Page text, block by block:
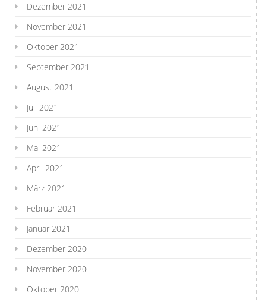
Dezember 2021
November 2021
Oktober 2021
September 2021
August 2021
Juli 2021
Juni 2021
Mai 2021
April 2021
März 2021
Februar 2021
Januar 2021
Dezember 2020
November 2020
Oktober 2020